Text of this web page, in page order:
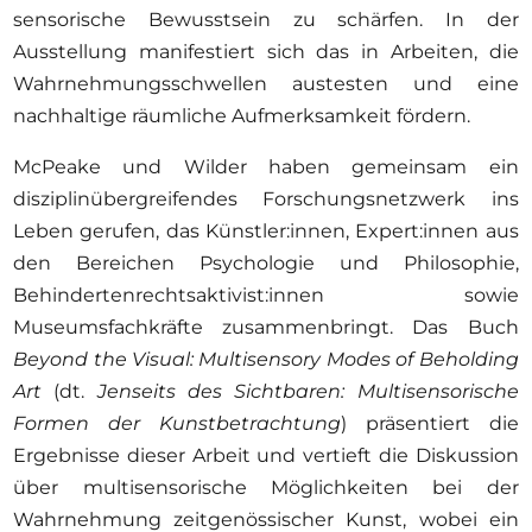
sensorische Bewusstsein zu schärfen. In der
Ausstellung manifestiert sich das in Arbeiten, die
Wahrnehmungsschwellen austesten und eine
nachhaltige räumliche Aufmerksamkeit fördern.
McPeake und Wilder haben gemeinsam ein
disziplinübergreifendes Forschungsnetzwerk ins
Leben gerufen, das Künstler:innen, Expert:innen aus
den Bereichen Psychologie und Philosophie,
Behindertenrechtsaktivist:innen sowie
Museumsfachkräfte zusammenbringt. Das Buch
Beyond the Visual: Multisensory Modes of Beholding
Art (dt.Jenseits des Sichtbaren: Multisensorische
Formen der Kunstbetrachtung) präsentiert die
Ergebnisse dieser Arbeit und vertieft die Diskussion
über multisensorische Möglichkeiten bei der
Wahrnehmung zeitgenössischer Kunst, wobei ein